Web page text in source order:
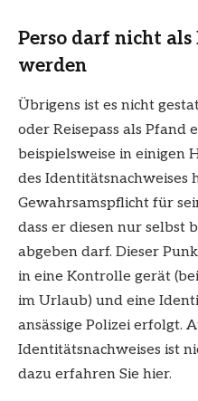
Perso darf nicht als
werden
Übrigens ist es nicht
oder Reisepass als Pfand
beispielsweise in einigen
des Identitätsnachweises
Gewahrsamspflicht für
dass er diesen nur selbst
abgeben darf. Dieser
in eine Kontrolle gerät
im Urlaub) und eine
ansässige Polizei erfolgt.
Identitätsnachweises ist
dazu erfahren Sie hier.